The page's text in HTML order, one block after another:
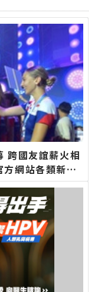
跨國友誼薪火相
網站各類新聞
地資訊！